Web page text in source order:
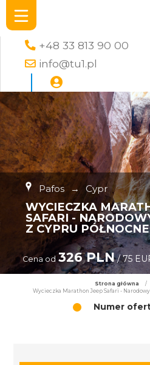
+48 33 813 90 00
info@tu1.pl
Pafos → Cypr
WYCIECZKA
SAFARI -
Z CYPRU
Cena od 326 PLN/ 75
Strona główna /
Wycieczka Marathon Jeep Safari -
Numer